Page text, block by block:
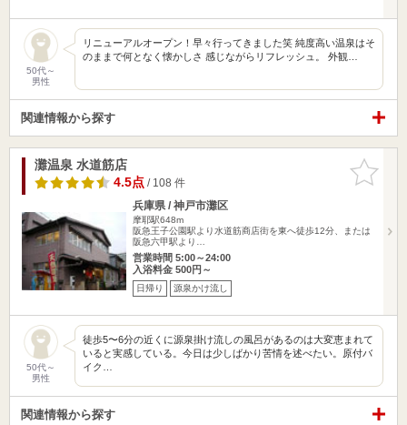
50代～
男性
リニューアルオープン！早々行ってきました笑 純度高い温泉はそ
のままで何となく懐かしさ 感じながらリフレッシュ。 外観…
関連情報から探す
お気に入
りに追加
灘温泉 水道筋店
4.5点/ 108 件
兵庫県 / 神戸市灘区
摩耶駅648m
阪急王子公園駅より水道筋商店街を東へ徒歩12分、または
阪急六甲駅より…
営業時間 5:00～24:00
入浴料金 500円～
日帰り 源泉かけ流し
50代～
男性
徒歩5〜6分の近くに源泉掛け流しの風呂があるのは大変恵まれて
いると実感している。今日は少しばかり苦情を述べたい。原付バ
イク…
関連情報から探す